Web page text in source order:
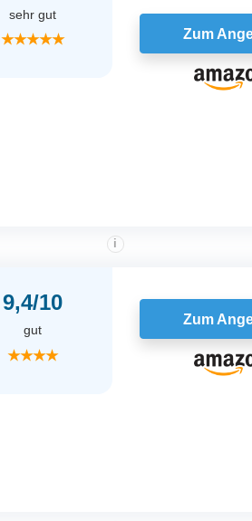
sehr gut
★★★★★ Zum
9,4/10
i
gut
★★★★
Zum